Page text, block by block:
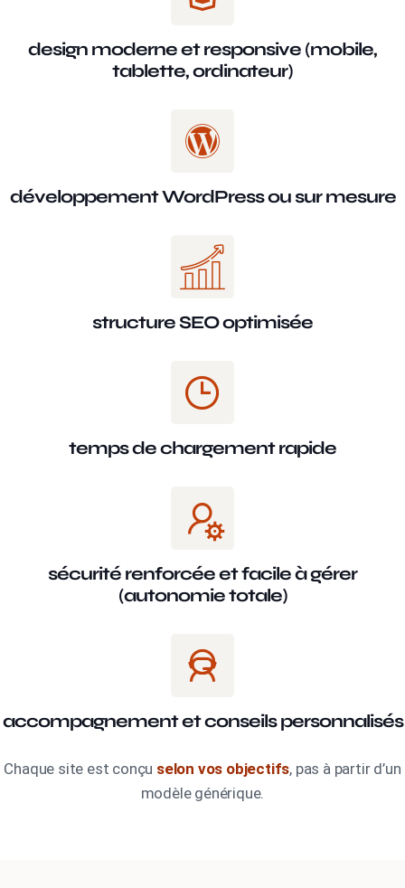
design moderne et responsive (mobile,
tablette, ordinateur)
développement WordPress ou sur mesure
structure SEO optimisée
temps de chargement rapide
sécurité renforcée et facile à gérer
(autonomie totale)
accompagnement et conseils personnalisés
Chaque site est conçu selon vos objectifs, pas à partir d’un
modèle générique.